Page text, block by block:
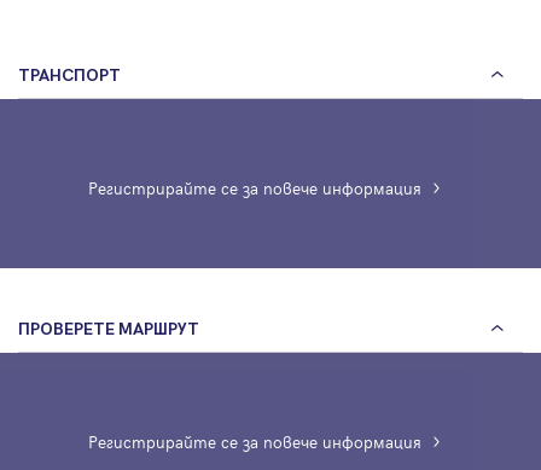
ТРАНСПОРТ
Регистрирайте се за повече информация
ПРОВЕРЕТЕ МАРШРУТ
Регистрирайте се за повече информация